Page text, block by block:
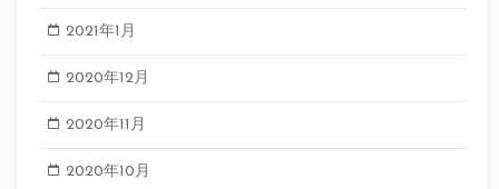
2021年1月
2020年12月
2020年11月
2020年10月